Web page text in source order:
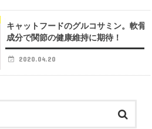
キャットフードのグルコサミン。軟骨
成分で関節の健康維持に期待！
2020.04.20